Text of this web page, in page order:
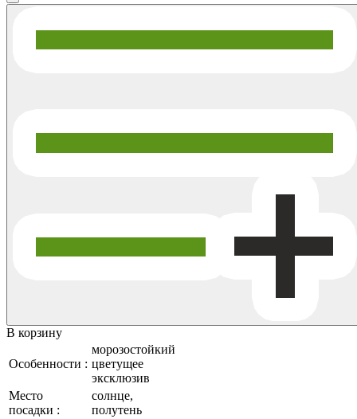
В корзину
Особенности :
морозостойкий
цветущее
эксклюзив
Место
посадки :
солнце,
полутень